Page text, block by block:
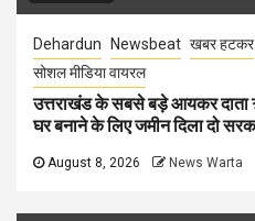
Dehardun Newsbeat खबर हटकर
सोशल मीडिया वायरल
उत्तराखंड के सबसे बड़े आयकर दाता
घर बनाने के लिए जमीन दिला दो
August 8, 2026 News Warta